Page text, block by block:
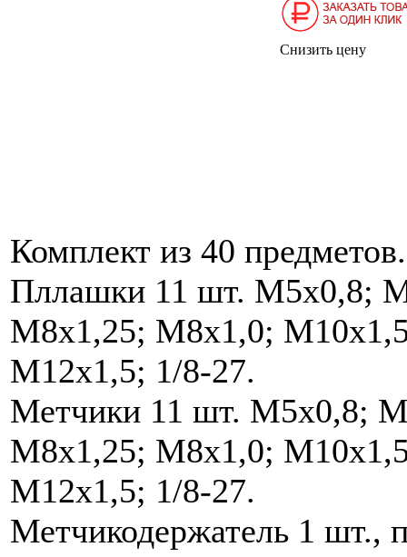
Снизить цену
Комплект из 40 предметов.
Пллашки 11 шт. М5х0,8;
М8х1,25; М8х1,0;
М12х1,5; 1/8-27.
Метчики 11 шт. М5х0,8;
М8х1,25; М8х1,0;
М12х1,5; 1/8-27.
Метчикодержатель 1 шт.,